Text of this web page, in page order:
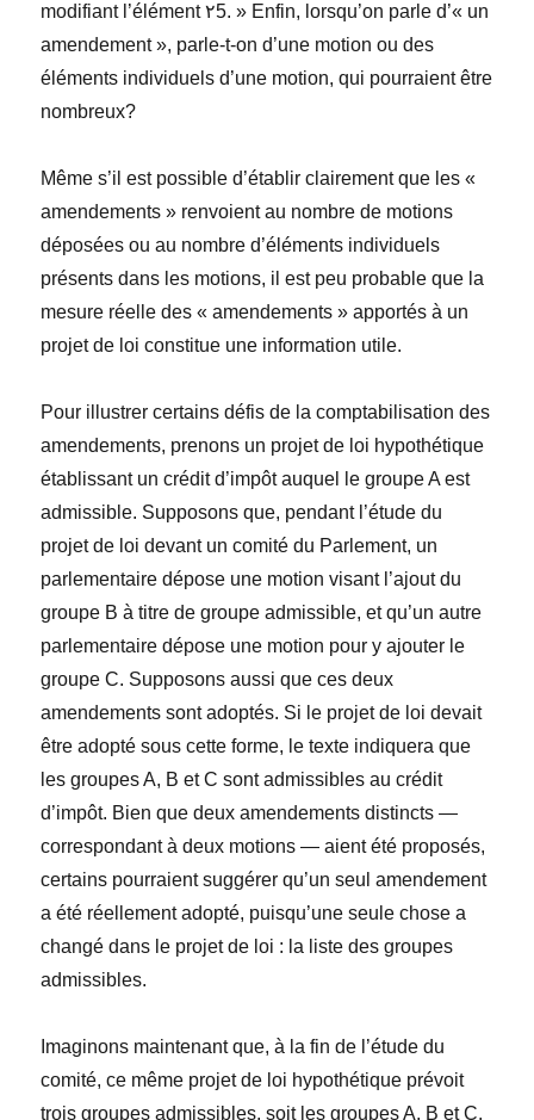
modifiant l’élément ٢5. » Enfin, lorsqu’on parle d’« un
amendement », parle-t-on d’une motion ou des
éléments individuels d’une motion, qui pourraient être
nombreux?
Même s’il est possible d’établir clairement que les «
amendements » renvoient au nombre de motions
déposées ou au nombre d’éléments individuels
présents dans les motions, il est peu probable que la
mesure réelle des « amendements » apportés à un
projet de loi constitue une information utile.
Pour illustrer certains défis de la comptabilisation des
amendements, prenons un projet de loi hypothétique
établissant un crédit d’impôt auquel le groupe A est
admissible. Supposons que, pendant l’étude du
projet de loi devant un comité du Parlement, un
parlementaire dépose une motion visant l’ajout du
groupe B à titre de groupe admissible, et qu’un autre
parlementaire dépose une motion pour y ajouter le
groupe C. Supposons aussi que ces deux
amendements sont adoptés. Si le projet de loi devait
être adopté sous cette forme, le texte indiquera que
les groupes A, B et C sont admissibles au crédit
d’impôt. Bien que deux amendements distincts —
correspondant à deux motions — aient été proposés,
certains pourraient suggérer qu’un seul amendement
a été réellement adopté, puisqu’une seule chose a
changé dans le projet de loi : la liste des groupes
admissibles.
Imaginons maintenant que, à la fin de l’étude du
comité, ce même projet de loi hypothétique prévoit
trois groupes admissibles, soit les groupes A, B et C.